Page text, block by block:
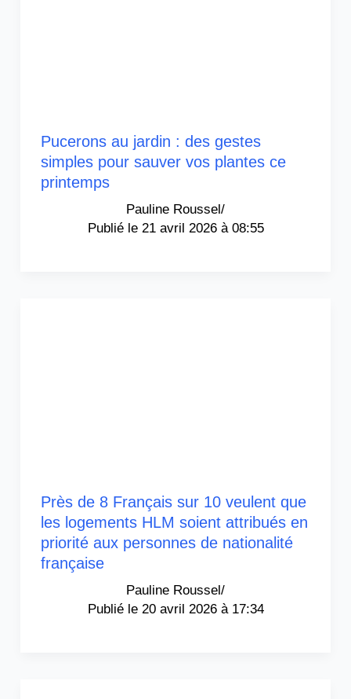
Pucerons au jardin : des gestes
simples pour sauver vos plantes ce
printemps
Pauline Roussel/
21 avril 2026 à 08:55
Près de 8 Français sur 10 veulent que
les logements HLM soient attribués en
priorité aux personnes de nationalité
française
Pauline Roussel/
20 avril 2026 à 17:34